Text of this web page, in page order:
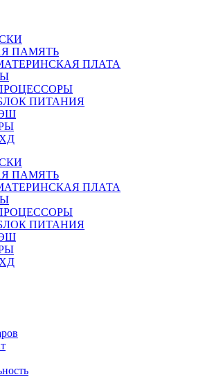
ПАМЯТЬ
ПЛАТА
ПИТАНИЯ
ПАМЯТЬ
ПЛАТА
ПИТАНИЯ